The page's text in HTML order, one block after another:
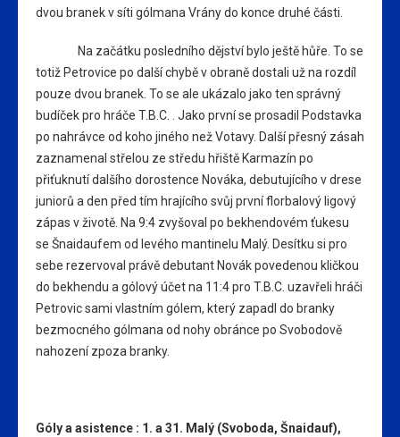
dvou branek v síti gólmana Vrány do konce druhé části.
Na začátku posledního dějství bylo ještě hůře. To se
totiž Petrovice po další chybě v obraně dostali už na rozdíl
pouze dvou branek. To se ale ukázalo jako ten správný
budíček pro hráče T.B.C. . Jako první se prosadil Podstavka
po nahrávce od koho jiného než Votavy. Další přesný zásah
zaznamenal střelou ze středu hřiště Karmazín po
přiťuknutí dalšího dorostence Nováka, debutujícího v drese
juniorů a den před tím hrajícího svůj první florbalový ligový
zápas v životě. Na 9:4 zvyšoval po bekhendovém ťukesu
se Šnaidaufem od levého mantinelu Malý. Desítku si pro
sebe rezervoval právě debutant Novák povedenou kličkou
do bekhendu a gólový účet na 11:4 pro T.B.C. uzavřeli hráči
Petrovic sami vlastním gólem, který zapadl do branky
bezmocného gólmana od nohy obránce po Svobodově
nahození zpoza branky.
Góly a asistence : 1. a 31. Malý (Svoboda, Šnaidauf),